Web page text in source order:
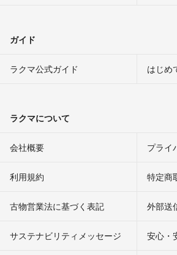
ガイド
ラクマ公式ガイド はじめ
ラクマについて
会社概要 プライ
利用規約 特定商
古物営業法に基づく表記 外部送
サステナビリティメッセージ 安心・